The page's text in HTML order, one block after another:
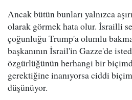
Ancak bütün bunları yalnızca
olarak görmek hata olur. İsrailli
çoğunluğu Trump'a olumlu
başkanının İsrail'in Gazze'de
özgürlüğünün herhangi bir
gerektiğine inanıyorsa ciddi
düşünüyor.